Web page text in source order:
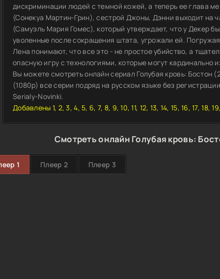
дискриминации людей с темной кожей, а теперь ее глава
(Сонекуа Мартин-Грин), сестрой Джоны, Дэнни выходит на
(Самуэль Мария Гомес), который утверждает, что у Декер
уволенные после сокращения штата, угрожали ей.
Лена понимают, что все это - не простое убийство, а
опасную игру с технологиями, которые могут кардинально
Вы можете смотреть онлайн сериал Голубая кровь: Бостон
(1080p) все серии подряд на русском языке без
Serialy-Novinki.
Добавлены 1, 2, 3, 4, 5, 6, 7, 8, 9, 10, 11, 12, 13, 14, 15, 16, 17, 18,
Смотреть онлайн Голубая кровь:
1 Плеер 2 Плеер 3